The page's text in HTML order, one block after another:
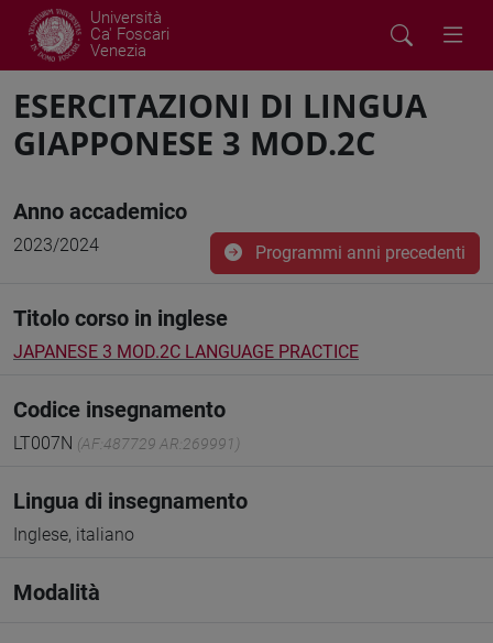
Università
Ca' Foscari
Venezia
ESERCITAZIONI DI LINGUA
GIAPPONESE 3 MOD.2C
Anno accademico
2023/2024 Programmi anni precedenti
Titolo corso in inglese
JAPANESE 3 MOD.2C LANGUAGE PRACTICE
Codice insegnamento
LT007N (AF:487729 AR:269991)
Lingua di insegnamento
Inglese, italiano
Modalità